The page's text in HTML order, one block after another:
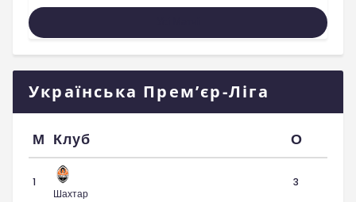
Українська Прем’єр-Ліга
М Клуб О
1
Шахтар
3